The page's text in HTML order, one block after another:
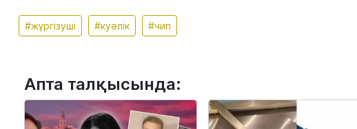
#жүргізуші #куәлік #чип
Апта талқысында: